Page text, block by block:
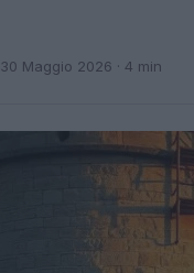
30 Maggio 2026 · 4 min